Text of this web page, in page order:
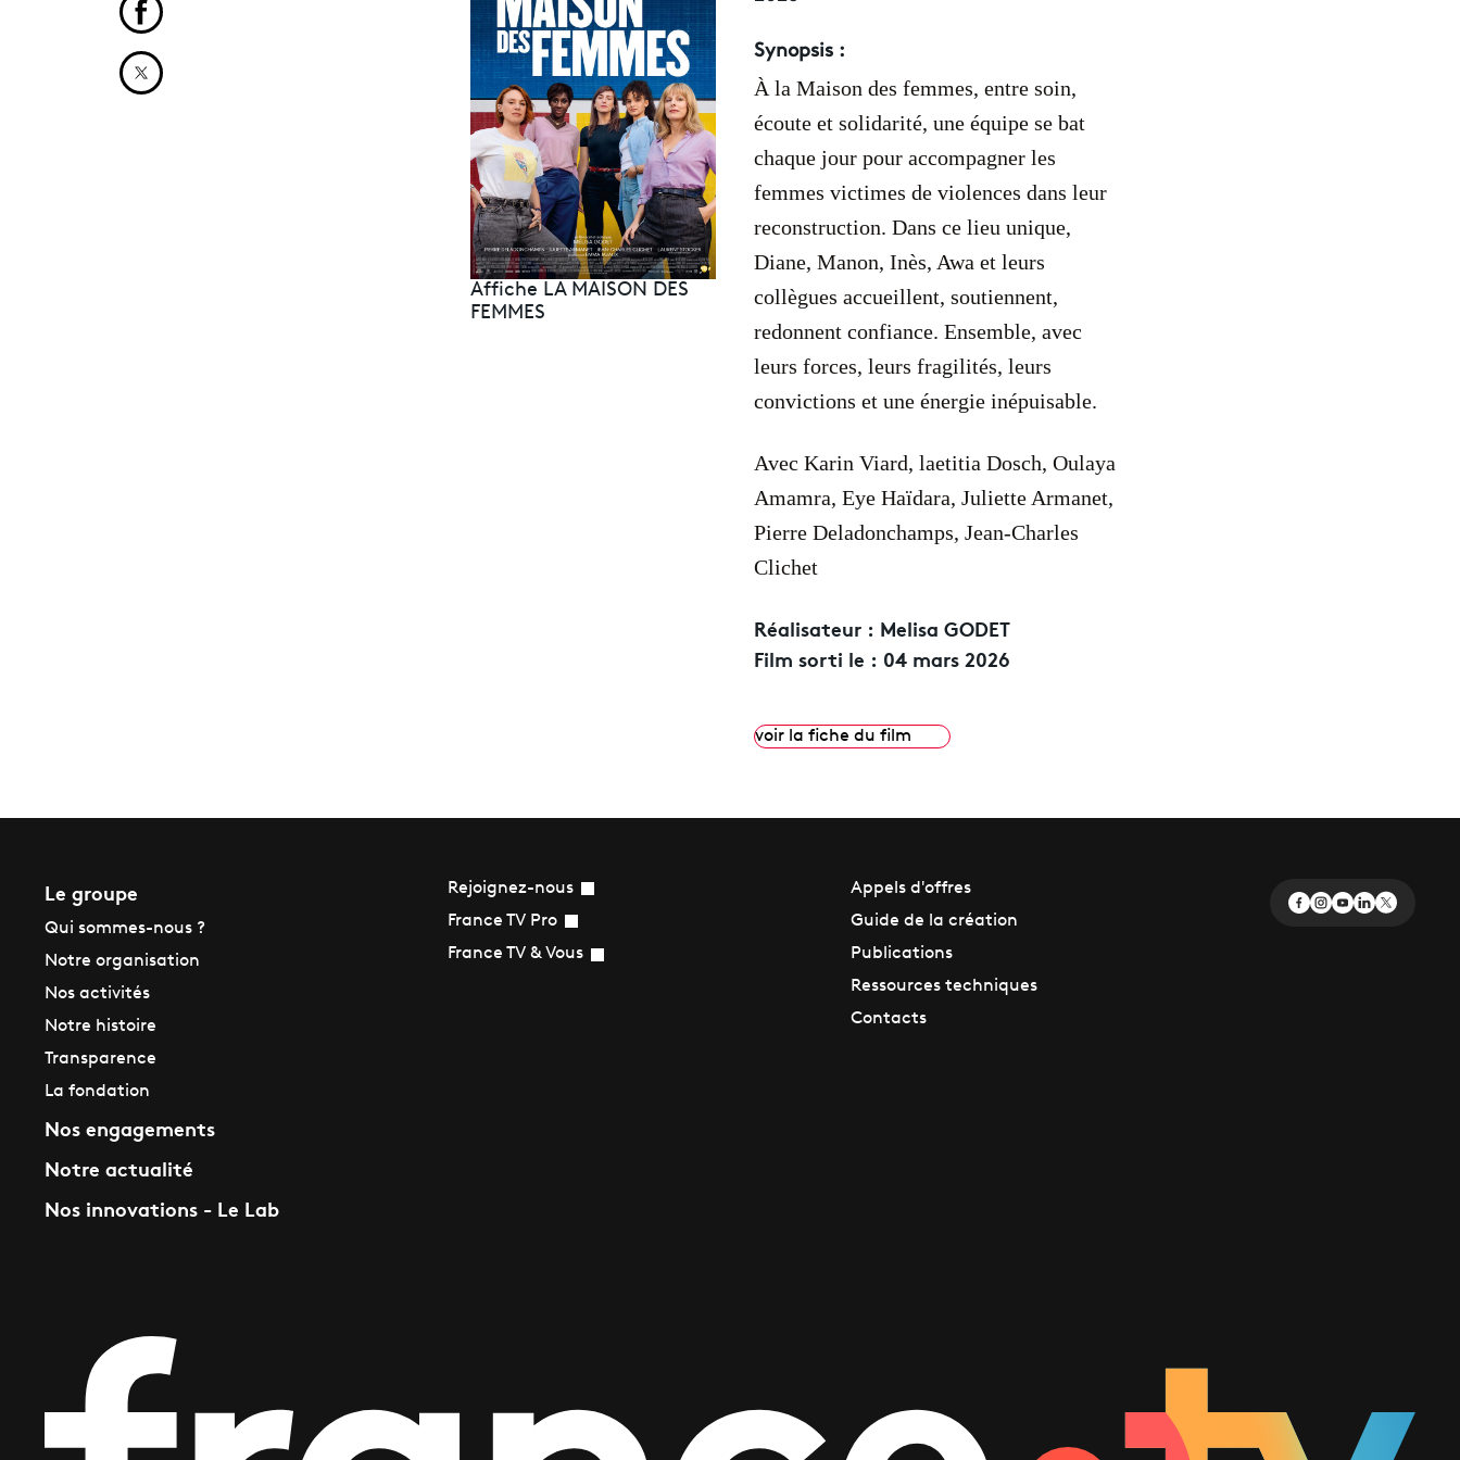
Affiche LA MAISON DES
FEMMES
Synopsis :
À la Maison des femmes, entre soin,
écoute et solidarité, une équipe se bat
chaque jour pour accompagner les
femmes victimes de violences dans leur
reconstruction. Dans ce lieu unique,
Diane, Manon, Inès, Awa et leurs
collègues accueillent, soutiennent,
redonnent confiance. Ensemble, avec
leurs forces, leurs fragilités, leurs
convictions et une énergie inépuisable.
Avec Karin Viard, laetitia Dosch, Oulaya
Amamra, Eye Haïdara, Juliette Armanet,
Pierre Deladonchamps, Jean-Charles
Clichet
Réalisateur : Melisa GODET
Film sorti le : 04 mars 2026
voir la fiche du film
Partager cet article sur Facebook
Partager cet article sur X
Le groupe
Qui sommes-nous ?
Notre organisation
Nos activités
Notre histoire
Transparence
La fondation
Nos engagements
Notre actualité
Nos innovations - Le Lab
Rejoignez-nous
France TV Pro
France TV & Vous
Appels d'offres
Guide de la création
Publications
Ressources techniques
Contacts